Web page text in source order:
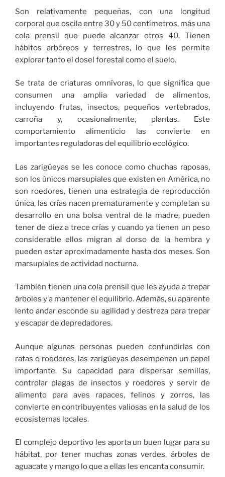
Son relativamente pequeñas, con una longitud
corporal que oscila entre 30 y 50 centímetros, más una
cola prensil que puede alcanzar otros 40. Tienen
hábitos arbóreos y terrestres, lo que les permite
explorar tanto el dosel forestal como el suelo.
Se trata de criaturas omnívoras, lo que significa que
consumen una amplia variedad de alimentos,
incluyendo frutas, insectos, pequeños vertebrados,
carroña y, ocasionalmente, plantas. Este
comportamiento alimenticio las convierte en
importantes reguladoras del equilibrio ecológico.
Las zarigüeyas se les conoce como chuchas raposas,
son los únicos marsupiales que existen en América, no
son roedores, tienen una estrategia de reproducción
única, las crías nacen prematuramente y completan su
desarrollo en una bolsa ventral de la madre, pueden
tener de diez a trece crías y cuando ya tienen un peso
considerable ellos migran al dorso de la hembra y
pueden estar aproximadamente hasta dos meses. Son
marsupiales de actividad nocturna.
También tienen una cola prensil que les ayuda a trepar
árboles y a mantener el equilibrio. Además, su aparente
lento andar esconde su agilidad y destreza para trepar
y escapar de depredadores.
Aunque algunas personas pueden confundirlas con
ratas o roedores, las zarigüeyas desempeñan un papel
importante. Su capacidad para dispersar semillas,
controlar plagas de insectos y roedores y servir de
alimento para aves rapaces, felinos y zorros, las
convierte en contribuyentes valiosas en la salud de los
ecosistemas locales.
El complejo deportivo les aporta un buen lugar para su
hábitat, por tener muchas zonas verdes, árboles de
aguacate y mango lo que a ellas les encanta consumir.